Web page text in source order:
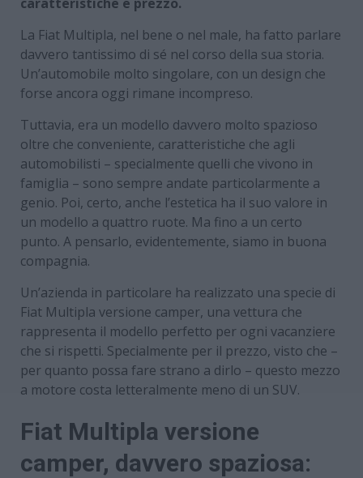
La Fiat Multipla, nel bene o nel male, ha fatto parlare
davvero tantissimo di sé nel corso della sua storia.
Un’automobile molto singolare, con un design che
forse ancora oggi rimane incompreso.
Tuttavia, era un modello davvero molto spazioso
oltre che conveniente, caratteristiche che agli
automobilisti – specialmente quelli che vivono in
famiglia – sono sempre andate particolarmente a
genio. Poi, certo, anche l’estetica ha il suo valore in
un modello a quattro ruote. Ma fino a un certo
punto. A pensarlo, evidentemente, siamo in buona
compagnia.
Un’azienda in particolare ha realizzato una specie di
Fiat Multipla versione camper, una vettura che
rappresenta il modello perfetto per ogni vacanziere
che si rispetti. Specialmente per il prezzo, visto che –
per quanto possa fare strano a dirlo – questo mezzo
a motore costa letteralmente meno di un SUV.
Fiat Multipla versione
camper, davvero spaziosa: